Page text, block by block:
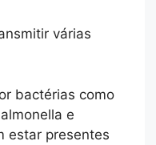
várias
bactérias como
e
estar presentes